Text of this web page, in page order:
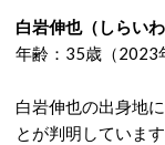
白岩伸也（しらいわ
年齢：35歳（2023
白岩伸也の出身地
とが判明しています